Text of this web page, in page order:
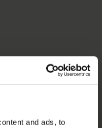
and ads, to